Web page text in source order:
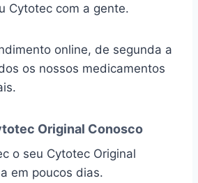
Cytotec com a gente.
online, de segunda a
os nossos medicamentos
Original Conosco
o seu Cytotec Original
em poucos dias.